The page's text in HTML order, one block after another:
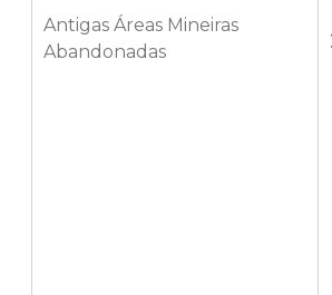
Antigas Áreas Mineiras
Abandonadas